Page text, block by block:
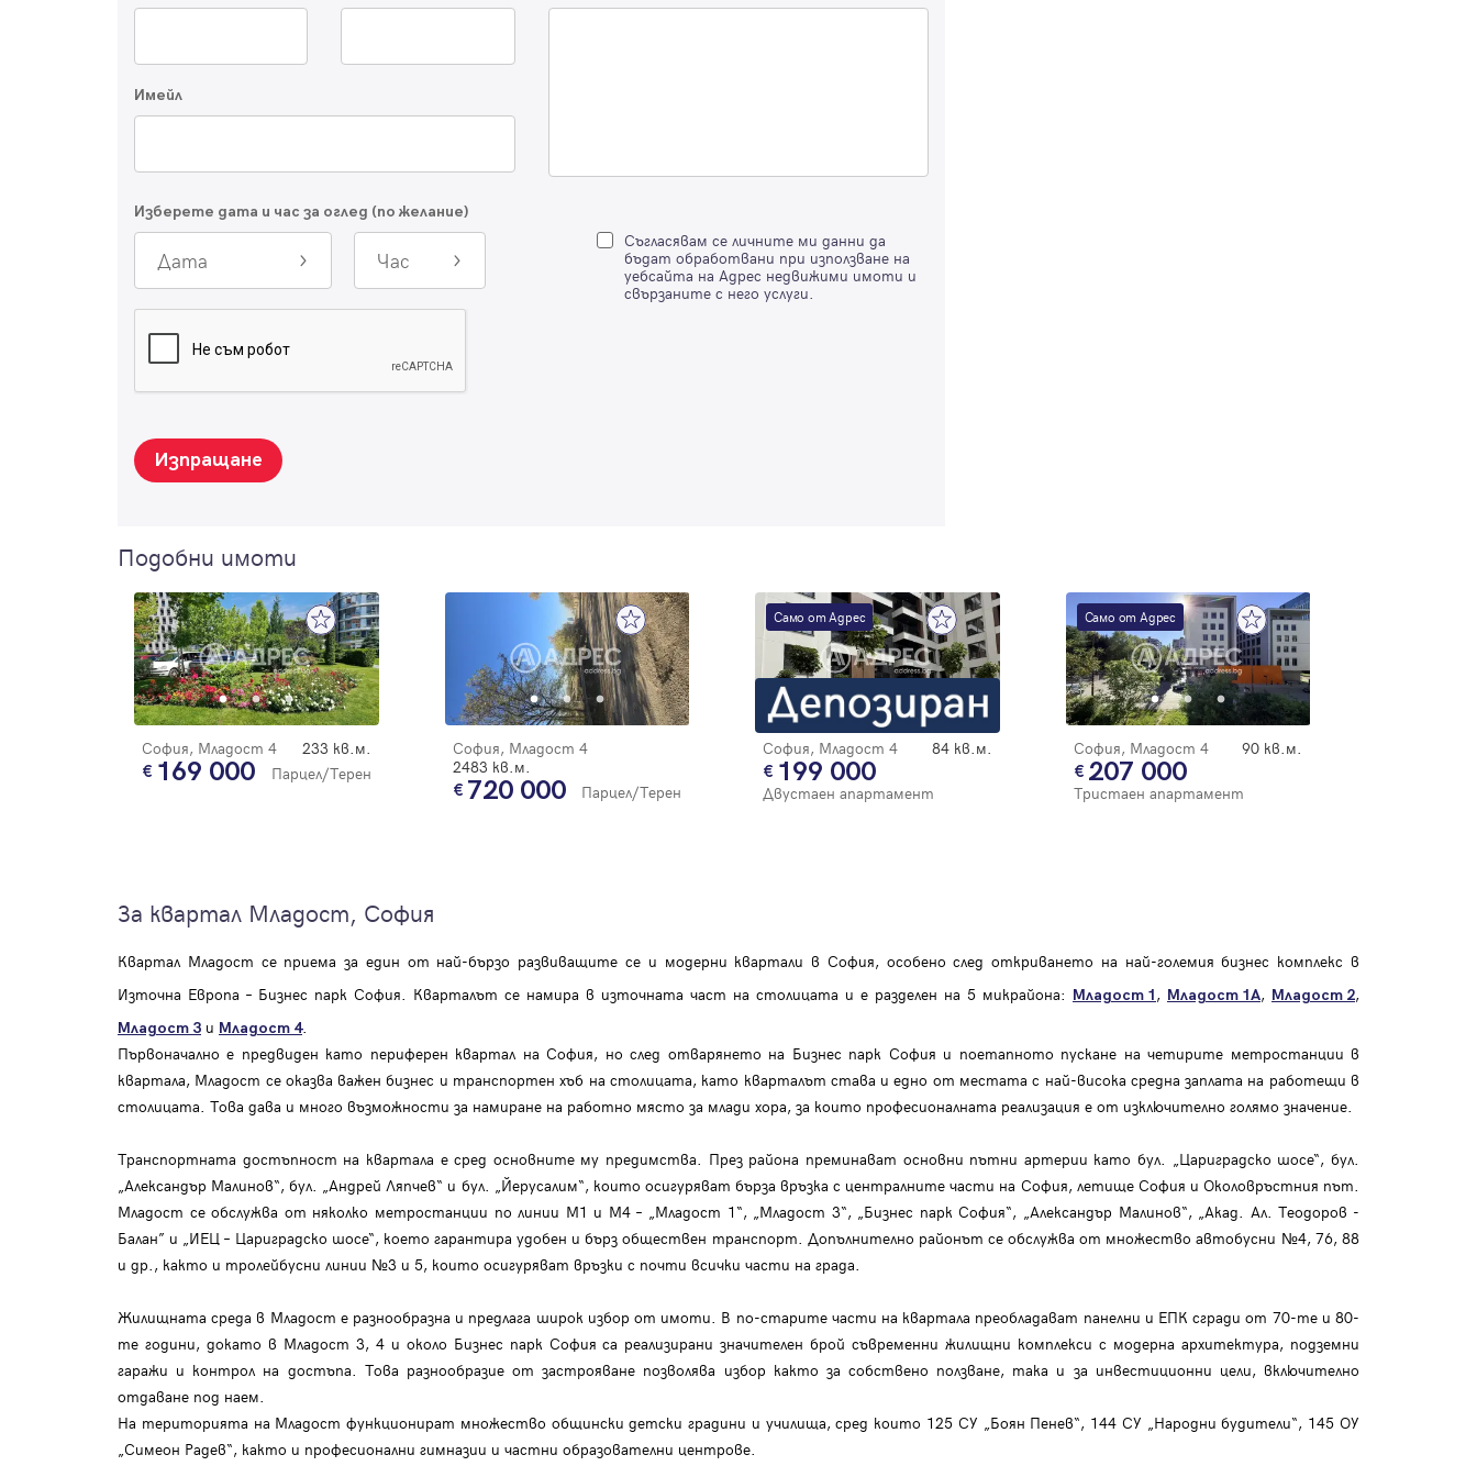
Имейл
Изберете дата и час за оглед (по желание)
Дата Час
Съгласявам се личните ми данни да
бъдат обработвани при използване на
уебсайта на Адрес недвижими имоти и
свързаните с него услуги.
Изпращане
Подобни имоти
София, Младост 4 233 кв.м.
169 000 Парцел/Терен
София, Младост 4
2483 кв.м.
720 000 Парцел/Терен
Само от Адрес
София, Младост 4 84 кв.м.
199 000
Двустаен апартамент
Само от Адрес
София, Младост 4 90 кв.м.
207 000
Тристаен апартамент
За квартал Младост, София
Квартал Младост се приема за един от най-бързо развиващите се и модерни квартали в София, особено след откриването на най-големия бизнес комплекс в
Източна Европа – Бизнес парк София. Кварталът се намира в източната част на столицата и е разделен на 5 микрайона: Младост 1, Младост 1А, Младост 2,
Младост 3 и Младост 4.
Първоначално е предвиден като периферен квартал на София, но след отварянето на Бизнес парк София и поетапното пускане на четирите метростанции в
квартала, Младост се оказва важен бизнес и транспортен хъб на столицата, като кварталът става и едно от местата с най-висока средна заплата на работещи в
столицата. Това дава и много възможности за намиране на работно място за млади хора, за които професионалната реализация е от изключително голямо значение.
Транспортната достъпност на квартала е сред основните му предимства. През района преминават основни пътни артерии като бул. „Цариградско шосе“, бул.
„Александър Малинов“, бул. „Андрей Ляпчев“ и бул. „Йерусалим“, които осигуряват бърза връзка с централните части на София, летище София и Околовръстния път.
Младост се обслужва от няколко метростанции по линии М1 и М4 – „Младост 1“, „Младост 3“, „Бизнес парк София“, „Александър Малинов“, „Акад. Ал. Теодоров -
Балан” и „ИЕЦ – Цариградско шосе“, което гарантира удобен и бърз обществен транспорт. Допълнително районът се обслужва от множество автобусни №4, 76, 88
и др., както и тролейбусни линии №3 и 5, които осигуряват връзки с почти всички части на града.
Жилищната среда в Младост е разнообразна и предлага широк избор от имоти. В по-старите части на квартала преобладават панелни и ЕПК сгради от 70-те и 80-
те години, докато в Младост 3, 4 и около Бизнес парк София са реализирани значителен брой съвременни жилищни комплекси с модерна архитектура, подземни
гаражи и контрол на достъпа. Това разнообразие от застрояване позволява избор както за собствено ползване, така и за инвестиционни цели, включително
отдаване под наем.
На територията на Младост функционират множество общински детски градини и училища, сред които 125 СУ „Боян Пенев“, 144 СУ „Народни будители“, 145 ОУ
„Симеон Радев“, както и професионални гимназии и частни образователни центрове.
Благодарим ви! Очаквайте скоро да се свържем с вас!
Забравена парола
Регистрация